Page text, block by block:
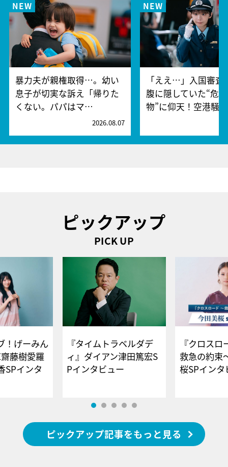
暴力夫が親権取得…。幼い
息子が切実な訴え「帰りた
くない。パパはマ…
2026.08.07
「ええ…」入国審査
腹に隠していた“危
物”に仰天！空港騒
ピックアップ
PICK UP
！げーみん
藤樹愛羅
SPインタ
『タイムトラベルダデ
ィ』ダイアン津田篤宏S
Pインタビュー
『クロス
救急の約束
桜SPイ
ピックアップ記事をもっと見る